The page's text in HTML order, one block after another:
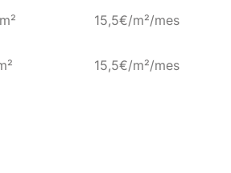
15,5€/m²/mes
15,5€/m²/mes